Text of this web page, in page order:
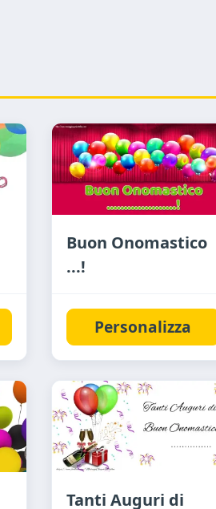
Buon Onomastico
...!
Personalizza
Tanti Auguri di